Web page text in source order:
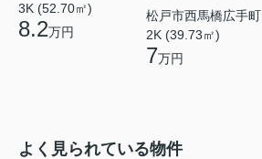
3K (52.70㎡)
8.2万円
松戸市西馬橋広手町
2K (39.73㎡)
7万円
よく見られている物件